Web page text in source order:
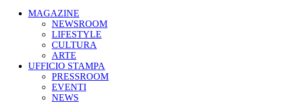
MAGAZINE
NEWSROOM
LIFESTYLE
CULTURA
ARTE
UFFICIO STAMPA
PRESSROOM
EVENTI
NEWS